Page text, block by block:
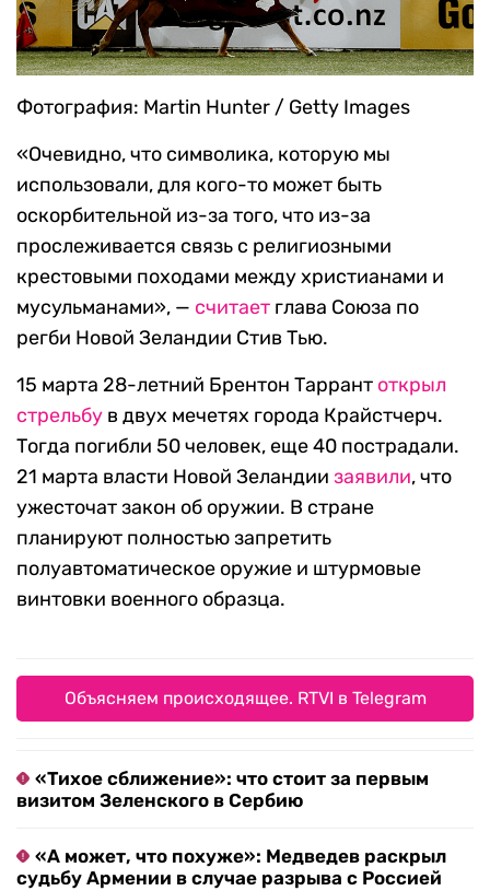
Фотография: Martin Hunter / Getty Images
«Очевидно, что символика, которую мы
использовали, для кого-то может быть
оскорбительной из-за того, что из-за
прослеживается связь с религиозными
крестовыми походами между христианами и
мусульманами», — считает глава Союза по
регби Новой Зеландии Стив Тью.
15 марта 28-летний Брентон Таррант открыл
стрельбу в двух мечетях города Крайстчерч.
Тогда погибли 50 человек, еще 40 пострадали.
21 марта власти Новой Зеландии заявили, что
ужесточат закон об оружии. В стране
планируют полностью запретить
полуавтоматическое оружие и штурмовые
винтовки военного образца.
Объясняем происходящее. RTVI в Telegram
«Тихое сближение»: что стоит за первым
визитом Зеленского в Сербию
«А может, что похуже»: Медведев раскрыл
судьбу Армении в случае разрыва с Россией